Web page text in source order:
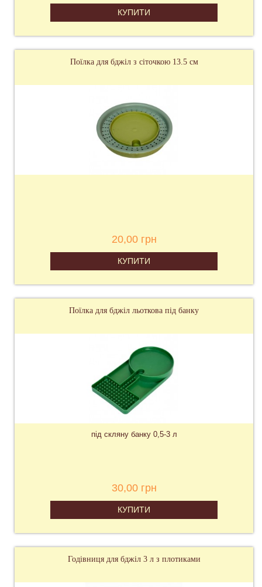
КУПИТИ
Поїлка для бджіл з сіточкою 13.5 см
20,00 грн
КУПИТИ
Поїлка для бджіл льоткова під банку
під скляну банку 0,5-3 л
30,00 грн
КУПИТИ
Годівниця для бджіл 3 л з плотиками